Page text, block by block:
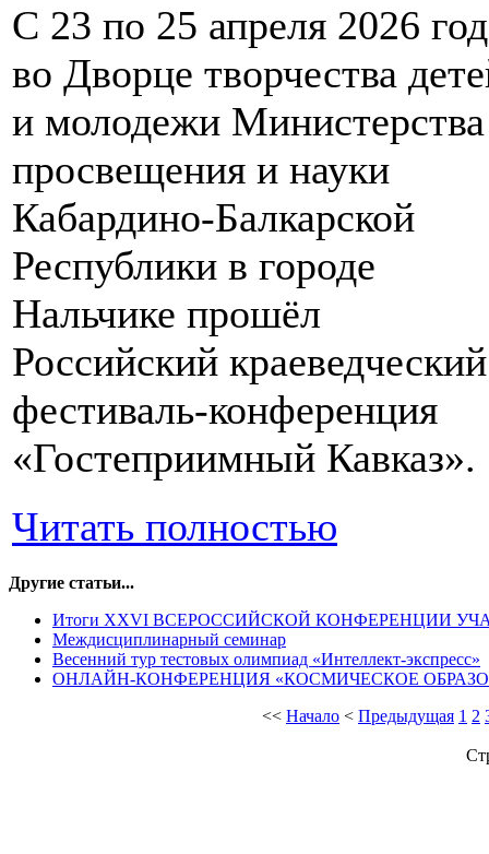
С 23 по 25 апреля 2026
во Дворце творчества
и молодежи Министерства
просвещения и науки
Кабардино-Балкарской
Республики в городе
Нальчике прошёл
Российский краеведческий
фестиваль-конференция
«Гостеприимный Кавказ».
Читать полностью
Другие статьи...
Итоги XXVI ВСЕРОССИЙСКОЙ КОНФЕРЕНЦИИ
Междисциплинарный семинар
Весенний тур тестовых олимпиад «Интеллект-экспресс»
ОНЛАЙН-КОНФЕРЕНЦИЯ «КОСМИЧЕСКОЕ
<< Начало < Предыдущая 1 2